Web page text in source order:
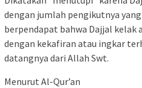
dengan jumlah pengikutnya
berpendapat bahwa Dajjal kelak
dengan kekafiran atau ingkar
datangnya dari Allah Swt.
Menurut Al-Qur’an